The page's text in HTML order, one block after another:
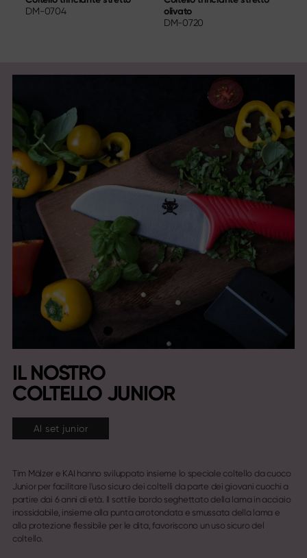
DM-0704
olivato
DM-0720
IL NOSTRO
COLTELLO JUNIOR
Al set junior
Tim Mälzer e KAI hanno sviluppato insieme lo speciale coltello da cuoco
Junior per facilitare l'uso sicuro dei coltelli da parte dei giovani cuochi a
partire dai 6 anni di età. Il sottile bordo seghettato della lama in acciaio
inossidabile, insieme alla punta arrotondata e smussata della lama e
alla protezione flessibile per le dita, favoriscono un uso sicuro del
coltello.